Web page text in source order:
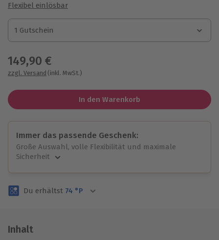
Flexibel einlösbar
1 Gutschein
1 Gutschein
1 Gutschein
149,90 €
zzgl. Versand (inkl. MwSt.)
In den Warenkorb
Immer das passende Geschenk:
Große Auswahl, volle Flexibilität und maximale
Sicherheit
Volle Flexibilität
3 Jahre gültig & verlängerbar.
Du erhältst 74 °P
Inhalt